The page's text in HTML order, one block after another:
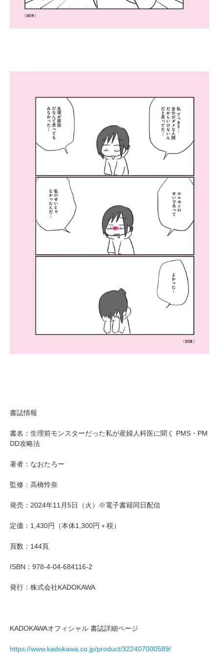
書誌情報
書名：生理前モンスターだった私が産婦人科医に聞く PMS・PM
DD攻略法
著者：なおたろー
監修：高橋怜奈
発売：2024年11月5日（火）※電子書籍同日配信
定価：1,430円（本体1,300円＋税）
頁数：144頁
ISBN：978-4-04-684116-2
発行：株式会社KADOKAWA
KADOKAWAオフィシャル 書誌詳細ページ
https://www.kadokawa.co.jp/product/322407000589/